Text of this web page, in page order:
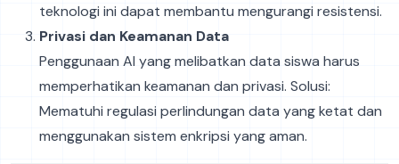
teknologi ini dapat membantu mengurangi resistensi.
Privasi dan Keamanan Data
Penggunaan AI yang melibatkan data siswa harus
memperhatikan keamanan dan privasi. Solusi:
Mematuhi regulasi perlindungan data yang ketat dan
menggunakan sistem enkripsi yang aman.